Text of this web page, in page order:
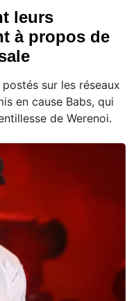
leurs
à propos de
sur les réseaux
en cause Babs, qui
de Werenoi.